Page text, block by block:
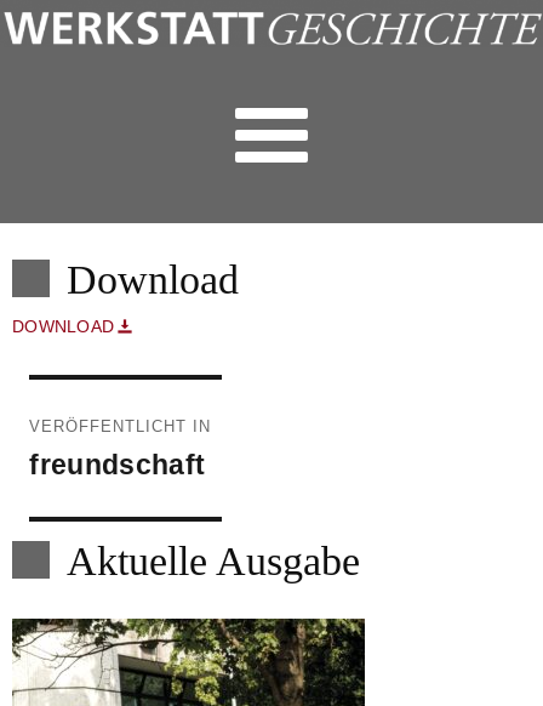
Download
DOWNLOAD
VERÖFFENTLICHT IN
freundschaft
Aktuelle Ausgabe